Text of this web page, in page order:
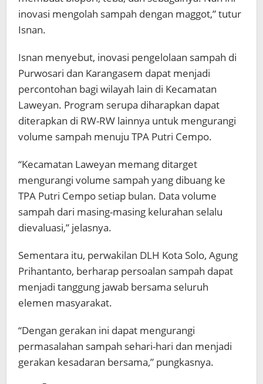
inovasi mengolah sampah dengan maggot,” tutur
Isnan.
Isnan menyebut, inovasi pengelolaan sampah di
Purwosari dan Karangasem dapat menjadi
percontohan bagi wilayah lain di Kecamatan
Laweyan. Program serupa diharapkan dapat
diterapkan di RW-RW lainnya untuk mengurangi
volume sampah menuju TPA Putri Cempo.
“Kecamatan Laweyan memang ditarget
mengurangi volume sampah yang dibuang ke
TPA Putri Cempo setiap bulan. Data volume
sampah dari masing-masing kelurahan selalu
dievaluasi,” jelasnya.
Sementara itu, perwakilan DLH Kota Solo, Agung
Prihantanto, berharap persoalan sampah dapat
menjadi tanggung jawab bersama seluruh
elemen masyarakat.
“Dengan gerakan ini dapat mengurangi
permasalahan sampah sehari-hari dan menjadi
gerakan kesadaran bersama,” pungkasnya.